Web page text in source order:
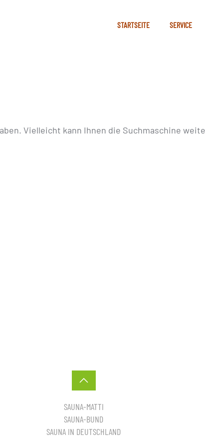
STARTSEITE SERVICE
Vielleicht kann Ihnen die Suchmaschine
SAUNA-MATTI
SAUNA-BUND
SAUNA IN DEUTSCHLAND